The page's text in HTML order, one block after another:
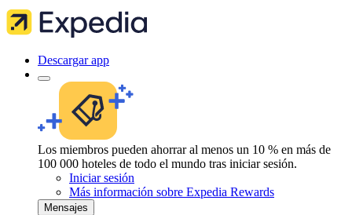
Descargar app
Los miembros pueden ahorrar al menos un 10 % en más de
100 000 hoteles de todo el mundo tras iniciar sesión.
Iniciar sesión
Más información sobre Expedia Rewards
Mensajes